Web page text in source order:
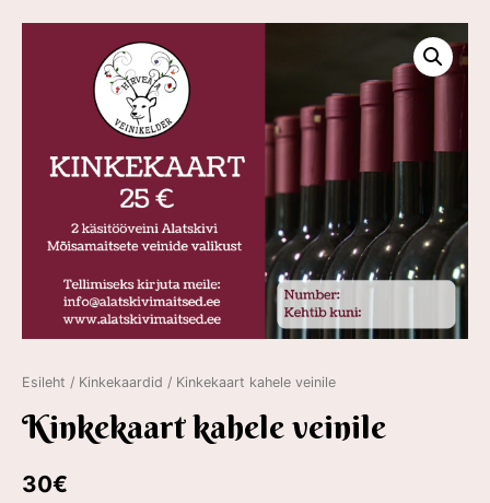
Esileht / Kinkekaardid / Kinkekaart kahele veinile
Kinkekaart kahele veinile
30€